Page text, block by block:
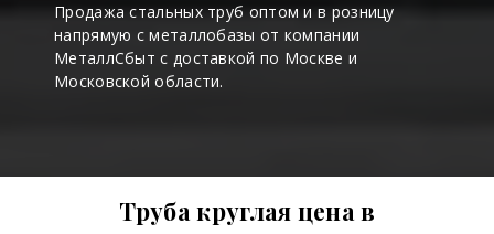
Продажа стальных труб оптом и в розницу
напрямую с металлобазы от компании
МеталлСбыт с доставкой по Москве и
Московской области.
Труба круглая цена в